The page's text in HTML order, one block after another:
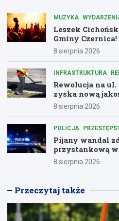
MUZYKA
Leszek
Gminy Czernica!
8 sierpnia 2026
INFRASTRUKTURA
Rewolucja na
zyska nową
8 sierpnia 2026
POLICJA
Pijany wandal
przystankową
8 sierpnia 2026
Przeczytaj także